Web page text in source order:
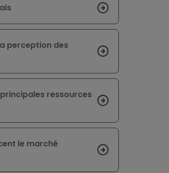
perception des
ressources
le marché